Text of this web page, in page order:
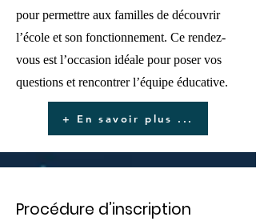
pour permettre aux familles de découvrir
l’école et son fonctionnement. Ce rendez-
vous est l’occasion idéale pour poser vos
questions et rencontrer l’équipe éducative.
+ En savoir plus ...
Procédure d’inscription